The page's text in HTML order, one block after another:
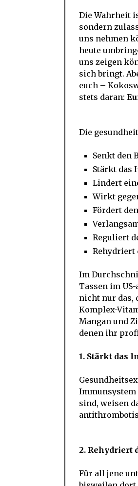
Die Wahrheit
sondern
uns nehmen
heute
uns zeigen
sich bringt.
euch –
stets daran:
Die
Senkt den
Stärkt das
Lindert
Wirkt
Fördert
Reguliert
Rehydriert
Im
Tassen im
nicht nur das,
Komplex-
Mangan und
denen ihr
1. Stärkt das
Immunsystem
sind, weisen
2. Rehydriert
Für all jene